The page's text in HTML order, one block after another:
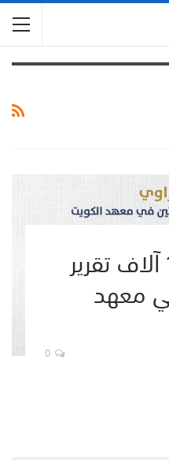
السديراوي : 10 آلاف تقرير
معهد
0